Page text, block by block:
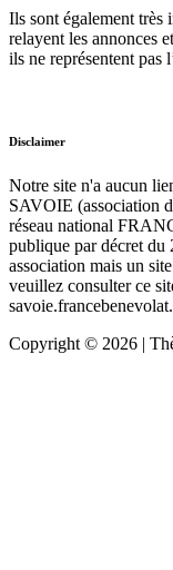
Ils sont également très
relayent les annonces
ils ne représentent pas
Disclaimer
Notre site n'a aucun
SAVOIE (association
réseau national
publique par décret du
association mais un
veuillez consulter ce
Copyright © 2026 |